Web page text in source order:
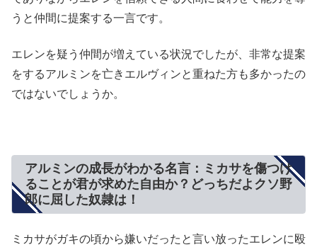
うと仲間に提案する一言です。
エレンを疑う仲間が増えている状況でしたが、非常な提案
をするアルミンを亡きエルヴィンと重ねた方も多かったの
ではないでしょうか。
アルミンの成長がわかる名言：ミカサを傷つけ
ることが君が求めた自由か？どっちだよクソ野
郎に屈した奴隷は！
ミカサがガキの頃から嫌いだったと言い放ったエレンに殴